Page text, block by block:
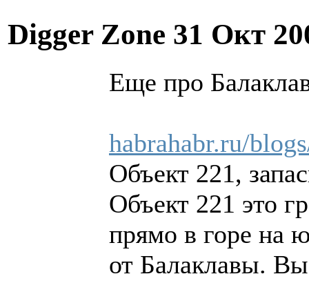
Digger Zone 31 Окт
Еще про
habrahabr.ru/
Объект 221,
Объект 221 это
прямо в горе на
от Балаклавы.